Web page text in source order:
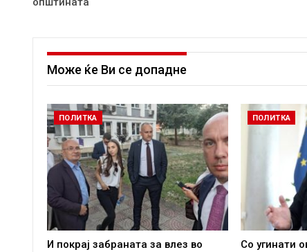
Може ќе Ви се допадне
ПОЛИТКА
И покрај забраната за влез во
ПОЛИТКА
Со угинати